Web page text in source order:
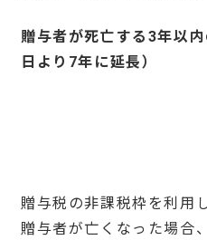
贈与者が死亡する 3年以
日より 7年に延長）
贈与税の非課税枠を利用
贈与者が亡くなった場合、